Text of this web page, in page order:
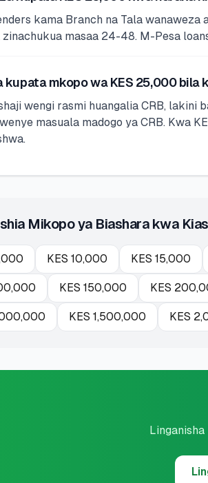
kama Branch na Tala
masaa 24-48. M-Pesa
kupata mkopo wa KES 25,000 bila
wengi rasmi huangalia CRB,
masuala madogo ya CRB. Kwa
Mikopo ya Biashara kwa
KES 10,000 KES 15,000
KES 150,000 KES
KES 1,500,000 KES